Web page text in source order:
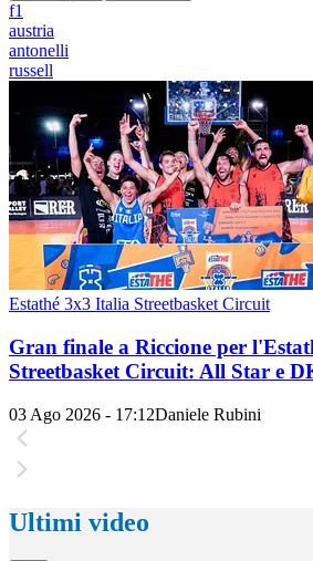
f1
austria
antonelli
russell
Estathé 3x3 Italia Streetbasket Circuit
Gran finale a Riccione per
Streetbasket Circuit: All Star e
03 Ago 2026 - 17:12Daniele Rubini
Ultimi video